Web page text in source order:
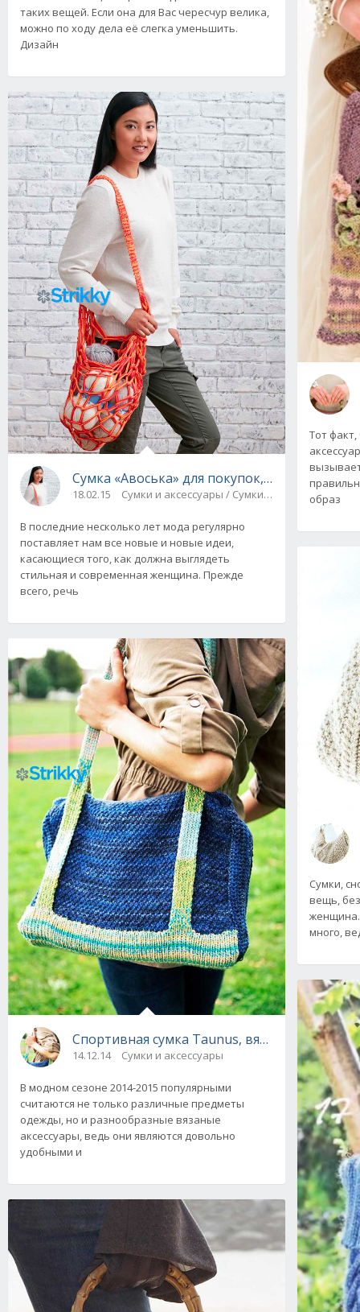
таких вещей. Если она для Вас чересчур велика,
можно по ходу дела её слегка уменьшить.
Дизайн
Сумка «Авоська» для покупок, вязаная на
18.02.15 Сумки и аксессуары / Сумки и аксессуары
В последние несколько лет мода регулярно
поставляет нам все новые и новые идеи,
касающиеся того, как должна выглядеть
стильная и современная женщина. Прежде
всего, речь
Спортивная сумка Taunus, вязаная
14.12.14 Сумки и аксессуары
В модном сезоне 2014-2015 популярными
считаются не только различные предметы
одежды, но и разнообразные вязаные
аксессуары, ведь они являются довольно
удобными и
Тот
образ
Сумки,
вещь,
много,